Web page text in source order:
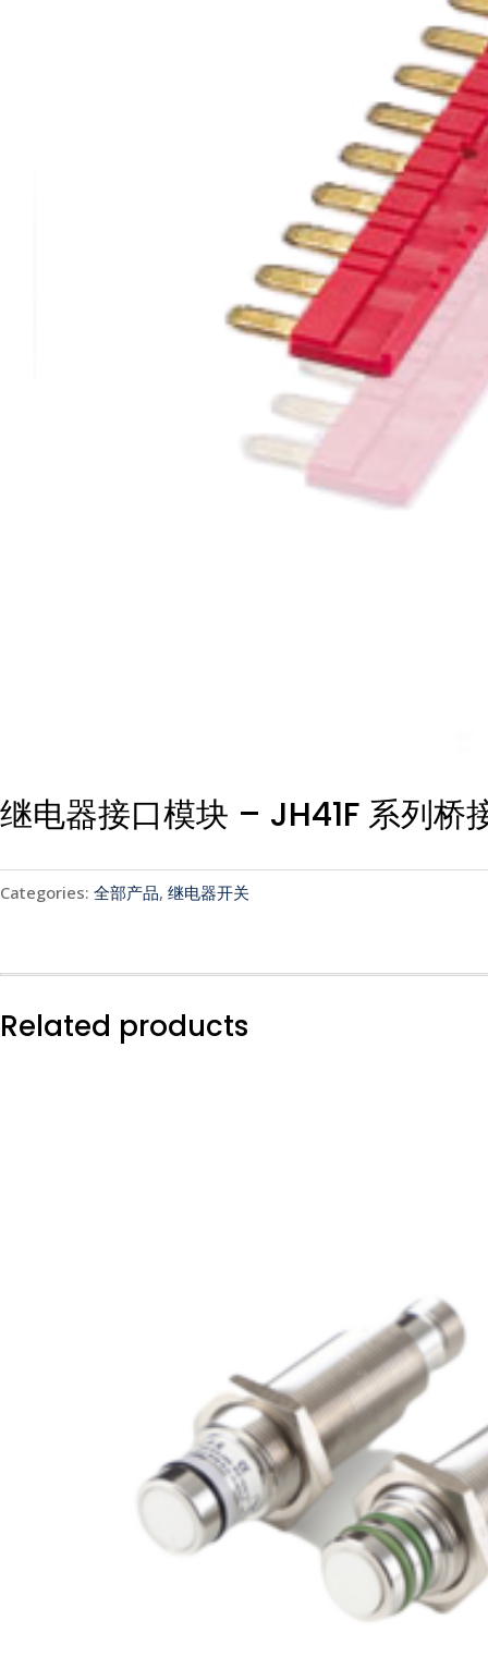
继电器接口模块 – JH41F 系列桥
Categories: 全部产品, 继电器开关
Related products